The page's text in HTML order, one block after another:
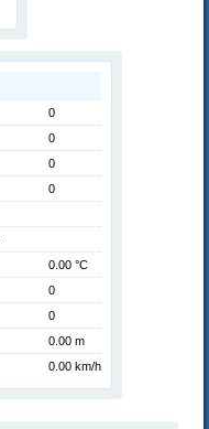
0
0
0
0
0.00 °C
0
0
0.00 m
0.00 km/h